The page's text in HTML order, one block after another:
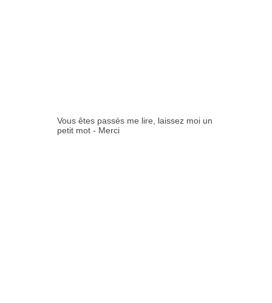
Vous êtes passés me lire, laissez moi un
petit mot - Merci